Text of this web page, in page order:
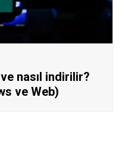
nasıl indirilir?
ve Web)